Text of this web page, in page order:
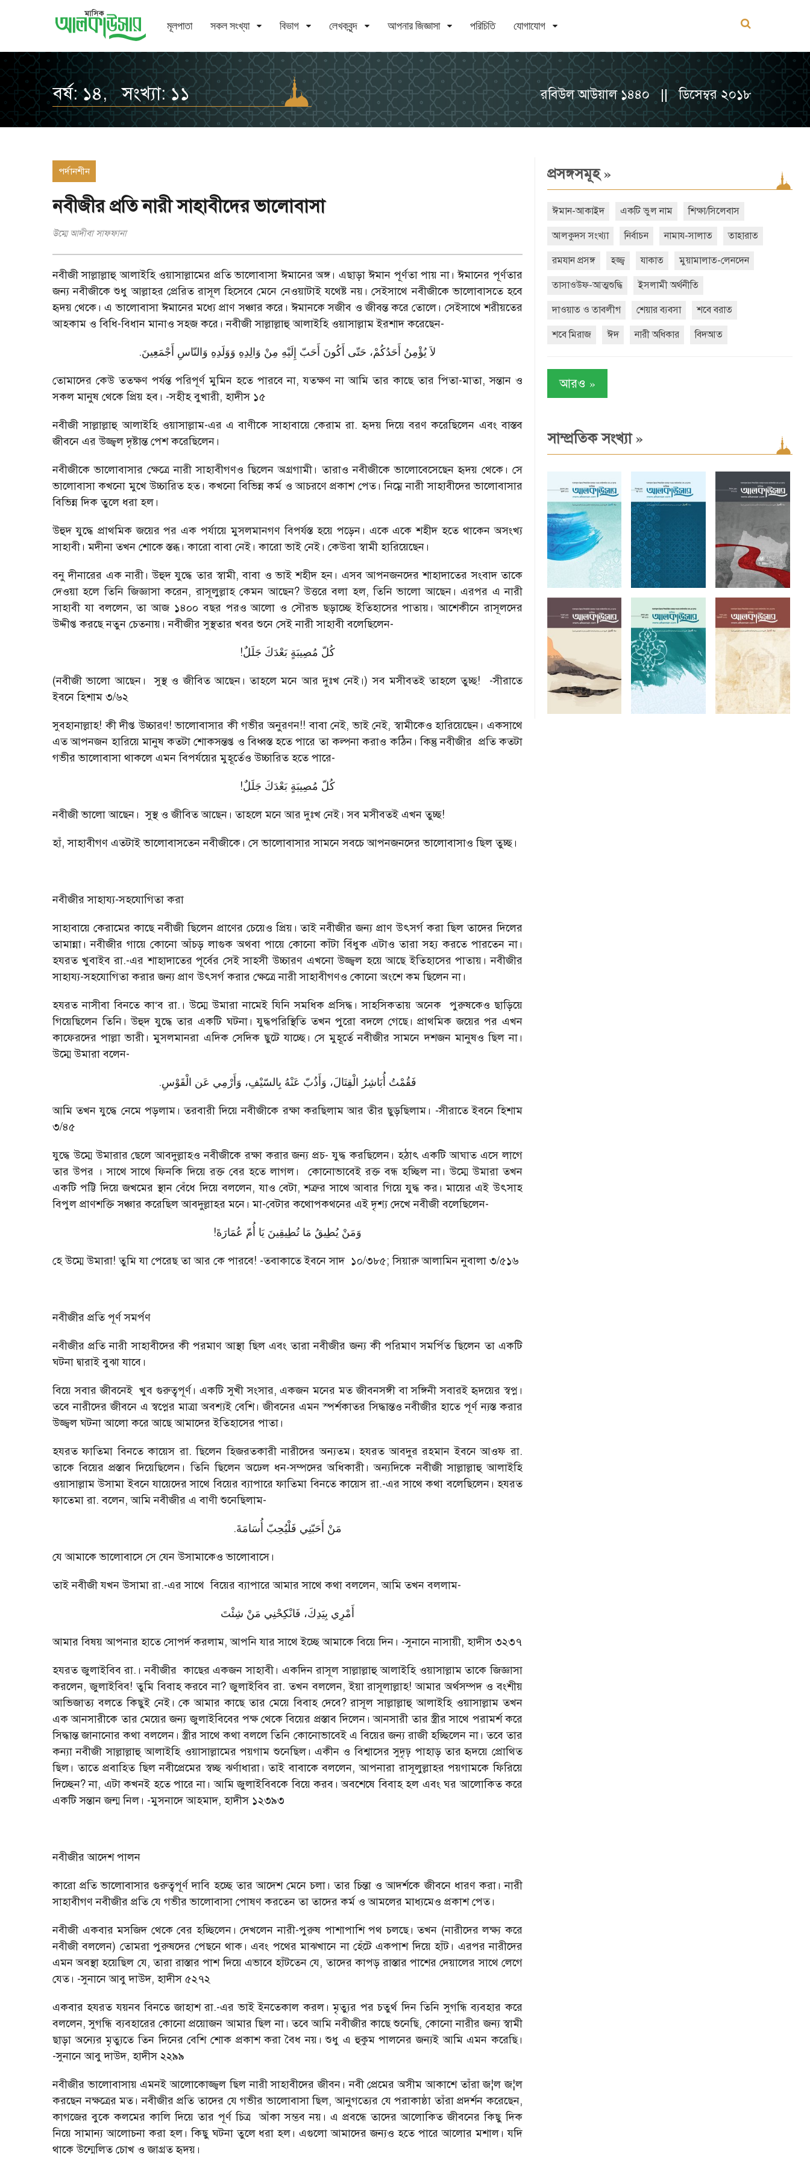
মূলপাতা সকল সংখ্যা বিভাগ লেখকবৃন্দ আপনার জিজ্ঞাসা পরিচিতি যোগাযোগ
বর্ষ: ১৪, সংখ্যা: ১১ রবিউল আউয়াল ১৪৪০ || ডিসেম্বর ২০১৮
পর্দানশীন
নবীজীর প্রতি নারী সাহাবীদের ভালোবাসা
উম্মে আদীবা সাফফানা
নবীজী সাল্লাল্লাহু আলাইহি ওয়াসাল্লামের প্রতি ভালোবাসা ঈমানের অঙ্গ। এছাড়া ঈমান পূর্ণতা পায় না। ঈমানের পূর্ণতার
জন্য নবীজীকে শুধু আল্লাহর প্রেরিত রাসূল হিসেবে মেনে নেওয়াটাই যথেষ্ট নয়। সেইসাথে নবীজীকে ভালোবাসতে হবে
হৃদয় থেকে। এ ভালোবাসা ঈমানের মধ্যে প্রাণ সঞ্চার করে। ঈমানকে সজীব ও জীবন্ত করে তোলে। সেইসাথে শরীয়তের
আহকাম ও বিধি-বিধান মানাও সহজ করে। নবীজী সাল্লাল্লাহু আলাইহি ওয়াসাল্লাম ইরশাদ করেছেন-
لاَ يُؤْمِنُ أَحَدُكُمْ، حَتّى أَكُونَ أَحَبّ إِلَيْهِ مِنْ وَالِدِهِ وَوَلَدِهِ وَالنّاسِ أَجْمَعِينَ.
তোমাদের কেউ ততক্ষণ পর্যন্ত পরিপূর্ণ মুমিন হতে পারবে না, যতক্ষণ না আমি তার কাছে তার পিতা-মাতা, সন্তান ও
সকল মানুষ থেকে প্রিয় হব। -সহীহ বুখারী, হাদীস ১৫
নবীজী সাল্লাল্লাহু আলাইহি ওয়াসাল্লাম-এর এ বাণীকে সাহাবায়ে কেরাম রা. হৃদয় দিয়ে বরণ করেছিলেন এবং বাস্তব
জীবনে এর উজ্জ্বল দৃষ্টান্ত পেশ করেছিলেন।
নবীজীকে ভালোবাসার ক্ষেত্রে নারী সাহাবীগণও ছিলেন অগ্রগামী। তারাও নবীজীকে ভালোবেসেছেন হৃদয় থেকে। সে
ভালোবাসা কখনো মুখে উচ্চারিত হত। কখনো বিভিন্ন কর্ম ও আচরণে প্রকাশ পেত। নিম্নে নারী সাহাবীদের ভালোবাসার
বিভিন্ন দিক তুলে ধরা হল।
উহুদ যুদ্ধে প্রাথমিক জয়ের পর এক পর্যায়ে মুসলমানগণ বিপর্যস্ত হয়ে পড়েন। একে একে শহীদ হতে থাকেন অসংখ্য
সাহাবী। মদীনা তখন শোকে স্তব্ধ। কারো বাবা নেই। কারো ভাই নেই। কেউবা স্বামী হারিয়েছেন।
বনু দীনারের এক নারী। উহুদ যুদ্ধে তার স্বামী, বাবা ও ভাই শহীদ হন। এসব আপনজনদের শাহাদাতের সংবাদ তাকে
দেওয়া হলে তিনি জিজ্ঞাসা করেন, রাসূলুল্লাহ কেমন আছেন? উত্তরে বলা হল, তিনি ভালো আছেন। এরপর এ নারী
সাহাবী যা বললেন, তা আজ ১৪০০ বছর পরও আলো ও সৌরভ ছড়াচ্ছে ইতিহাসের পাতায়। আশেকীনে রাসূলদের
উদ্দীপ্ত করছে নতুন চেতনায়। নবীজীর সুস্থতার খবর শুনে সেই নারী সাহাবী বলেছিলেন-
كُلّ مُصِيبَةٍ بَعْدَكَ جَلَلٌ!
(নবীজী ভালো আছেন। সুস্থ ও জীবিত আছেন। তাহলে মনে আর দুঃখ নেই।) সব মসীবতই তাহলে তুচ্ছ! -সীরাতে
ইবনে হিশাম ৩/৬২
সুবহানাল্লাহ! কী দীপ্ত উচ্চারণ! ভালোবাসার কী গভীর অনুরণন!! বাবা নেই, ভাই নেই, স্বামীকেও হারিয়েছেন। একসাথে
এত আপনজন হারিয়ে মানুষ কতটা শোকসন্তপ্ত ও বিধ্বস্ত হতে পারে তা কল্পনা করাও কঠিন। কিন্তু নবীজীর প্রতি কতটা
গভীর ভালোবাসা থাকলে এমন বিপর্যয়ের মুহূর্তেও উচ্চারিত হতে পারে-
كُلّ مُصِيبَةٍ بَعْدَكَ جَلَلٌ!
নবীজী ভালো আছেন। সুস্থ ও জীবিত আছেন। তাহলে মনে আর দুঃখ নেই। সব মসীবতই এখন তুচ্ছ!
হাঁ, সাহাবীগণ এতটাই ভালোবাসতেন নবীজীকে। সে ভালোবাসার সামনে সবচে আপনজনদের ভালোবাসাও ছিল তুচ্ছ।
নবীজীর সাহায্য-সহযোগিতা করা
সাহাবায়ে কেরামের কাছে নবীজী ছিলেন প্রাণের চেয়েও প্রিয়। তাই নবীজীর জন্য প্রাণ উৎসর্গ করা ছিল তাদের দিলের
তামান্না। নবীজীর গায়ে কোনো আঁচড় লাগুক অথবা পায়ে কোনো কাঁটা বিঁধুক এটাও তারা সহ্য করতে পারতেন না।
হযরত খুবাইব রা.-এর শাহাদাতের পূর্বের সেই সাহসী উচ্চারণ এখনো উজ্জ্বল হয়ে আছে ইতিহাসের পাতায়। নবীজীর
সাহায্য-সহযোগিতা করার জন্য প্রাণ উৎসর্গ করার ক্ষেত্রে নারী সাহাবীগণও কোনো অংশে কম ছিলেন না।
হযরত নাসীবা বিনতে কা‘ব রা.। উম্মে উমারা নামেই যিনি সমধিক প্রসিদ্ধ। সাহসিকতায় অনেক পুরুষকেও ছাড়িয়ে
গিয়েছিলেন তিনি। উহুদ যুদ্ধে তার একটি ঘটনা। যুদ্ধপরিস্থিতি তখন পুরো বদলে গেছে। প্রাথমিক জয়ের পর এখন
কাফেরদের পাল্লা ভারী। মুসলমানরা এদিক সেদিক ছুটে যাচ্ছে। সে মুহূর্তে নবীজীর সামনে দশজন মানুষও ছিল না।
উম্মে উমারা বলেন-
فَقُمْتُ أُبَاشِرُ الْقِتَالَ، وَأَذُبّ عَنْهُ بِالسّيْفِ، وَأَرْمِي عَن الْقَوْسِ.
আমি তখন যুদ্ধে নেমে পড়লাম। তরবারী দিয়ে নবীজীকে রক্ষা করছিলাম আর তীর ছুড়ছিলাম। -সীরাতে ইবনে হিশাম
৩/৪৫
যুদ্ধে উম্মে উমারার ছেলে আবদুল্লাহও নবীজীকে রক্ষা করার জন্য প্রচ- যুদ্ধ করছিলেন। হঠাৎ একটি আঘাত এসে লাগে
তার উপর । সাথে সাথে ফিনকি দিয়ে রক্ত বের হতে লাগল। কোনোভাবেই রক্ত বন্ধ হচ্ছিল না। উম্মে উমারা তখন
একটি পট্টি দিয়ে জখমের স্থান বেঁধে দিয়ে বললেন, যাও বেটা, শত্রুর সাথে আবার গিয়ে যুদ্ধ কর। মায়ের এই উৎসাহ
বিপুল প্রাণশক্তি সঞ্চার করেছিল আবদুল্লাহর মনে। মা-বেটার কথোপকথনের এই দৃশ্য দেখে নবীজী বলেছিলেন-
وَمَنْ يُطِيقُ مَا تُطِيقِينَ يَا أُمّ عُمَارَةَ!
হে উম্মে উমারা! তুমি যা পেরেছ তা আর কে পারবে! -তবাকাতে ইবনে সাদ ১০/৩৮৫; সিয়ারু আলামিন নুবালা ৩/৫১৬
নবীজীর প্রতি পূর্ণ সমর্পণ
নবীজীর প্রতি নারী সাহাবীদের কী পরমাণ আস্থা ছিল এবং তারা নবীজীর জন্য কী পরিমাণ সমর্পিত ছিলেন তা একটি
ঘটনা দ্বারাই বুঝা যাবে।
বিয়ে সবার জীবনেই খুব গুরুত্বপূর্ণ। একটি সুখী সংসার, একজন মনের মত জীবনসঙ্গী বা সঙ্গিনী সবারই হৃদয়ের স্বপ্ন।
তবে নারীদের জীবনে এ স্বপ্নের মাত্রা অবশ্যই বেশি। জীবনের এমন স্পর্শকাতর সিদ্ধান্তও নবীজীর হাতে পূর্ণ ন্যস্ত করার
উজ্জ্বল ঘটনা আলো করে আছে আমাদের ইতিহাসের পাতা।
হযরত ফাতিমা বিনতে কায়েস রা. ছিলেন হিজরতকারী নারীদের অন্যতম। হযরত আবদুর রহমান ইবনে আওফ রা.
তাকে বিয়ের প্রস্তাব দিয়েছিলেন। তিনি ছিলেন অঢেল ধন-সম্পদের অধিকারী। অন্যদিকে নবীজী সাল্লাল্লাহু আলাইহি
ওয়াসাল্লাম উসামা ইবনে যায়েদের সাথে বিয়ের ব্যাপারে ফাতিমা বিনতে কায়েস রা.-এর সাথে কথা বলেছিলেন। হযরত
ফাতেমা রা. বলেন, আমি নবীজীর এ বাণী শুনেছিলাম-
مَنْ أَحَبّنِي فَلْيُحِبّ أُسَامَةَ.
যে আমাকে ভালোবাসে সে যেন উসামাকেও ভালোবাসে।
তাই নবীজী যখন উসামা রা.-এর সাথে বিয়ের ব্যাপারে আমার সাথে কথা বললেন, আমি তখন বললাম-
أَمْرِي بِيَدِكَ، فَانْكِحْنِي مَنْ شِئْتَ
আমার বিষয় আপনার হাতে সোপর্দ করলাম, আপনি যার সাথে ইচ্ছে আমাকে বিয়ে দিন। -সুনানে নাসায়ী, হাদীস ৩২৩৭
হযরত জুলাইবিব রা.। নবীজীর কাছের একজন সাহাবী। একদিন রাসূল সাল্লাল্লাহু আলাইহি ওয়াসাল্লাম তাকে জিজ্ঞাসা
করলেন, জুলাইবিব! তুমি বিবাহ করবে না? জুলাইবিব রা. তখন বললেন, ইয়া রাসূলাল্লাহ! আমার অর্থসম্পদ ও বংশীয়
আভিজাত্য বলতে কিছুই নেই। কে আমার কাছে তার মেয়ে বিবাহ দেবে? রাসূল সাল্লাল্লাহু আলাইহি ওয়াসাল্লাম তখন
এক আনসারীকে তার মেয়ের জন্য জুলাইবিবের পক্ষ থেকে বিয়ের প্রস্তাব দিলেন। আনসারী তার স্ত্রীর সাথে পরামর্শ করে
সিদ্ধান্ত জানানোর কথা বললেন। স্ত্রীর সাথে কথা বললে তিনি কোনোভাবেই এ বিয়ের জন্য রাজী হচ্ছিলেন না। তবে তার
কন্যা নবীজী সাল্লাল্লাহু আলাইহি ওয়াসাল্লামের পয়গাম শুনেছিল। একীন ও বিশ্বাসের সুদৃঢ় পাহাড় তার হৃদয়ে প্রোথিত
ছিল। তাতে প্রবাহিত ছিল নবীপ্রেমের স্বচ্ছ ঝর্ণাধারা। তাই বাবাকে বললেন, আপনারা রাসূলুল্লাহর পয়গামকে ফিরিয়ে
দিচ্ছেন? না, এটা কখনই হতে পারে না। আমি জুলাইবিবকে বিয়ে করব। অবশেষে বিবাহ হল এবং ঘর আলোকিত করে
একটি সন্তান জন্ম নিল। -মুসনাদে আহমাদ, হাদীস ১২৩৯৩
নবীজীর আদেশ পালন
কারো প্রতি ভালোবাসার গুরুত্বপূর্ণ দাবি হচ্ছে তার আদেশ মেনে চলা। তার চিন্তা ও আদর্শকে জীবনে ধারণ করা। নারী
সাহাবীগণ নবীজীর প্রতি যে গভীর ভালোবাসা পোষণ করতেন তা তাদের কর্ম ও আমলের মাধ্যমেও প্রকাশ পেত।
নবীজী একবার মসজিদ থেকে বের হচ্ছিলেন। দেখলেন নারী-পুরুষ পাশাপাশি পথ চলছে। তখন (নারীদের লক্ষ্য করে
নবীজী বললেন) তোমরা পুরুষদের পেছনে থাক। এবং পথের মাঝখানে না হেঁটে একপাশ দিয়ে হাঁট। এরপর নারীদের
এমন অবস্থা হয়েছিল যে, তারা রাস্তার পাশ দিয়ে এভাবে হাঁটতেন যে, তাদের কাপড় রাস্তার পাশের দেয়ালের সাথে লেগে
যেত। -সুনানে আবু দাউদ, হাদীস ৫২৭২
একবার হযরত যয়নব বিনতে জাহাশ রা.-এর ভাই ইনতেকাল করল। মৃত্যুর পর চতুর্থ দিন তিনি সুগন্ধি ব্যবহার করে
বললেন, সুগন্ধি ব্যবহারের কোনো প্রয়োজন আমার ছিল না। তবে আমি নবীজীর কাছে শুনেছি, কোনো নারীর জন্য স্বামী
ছাড়া অন্যের মৃত্যুতে তিন দিনের বেশি শোক প্রকাশ করা বৈধ নয়। শুধু এ হুকুম পালনের জন্যই আমি এমন করেছি।
-সুনানে আবু দাউদ, হাদীস ২২৯৯
নবীজীর ভালোবাসায় এমনই আলোকোজ্জ্বল ছিল নারী সাহাবীদের জীবন। নবী প্রেমের অসীম আকাশে তাঁরা জ¦ল জ¦ল
করছেন নক্ষত্রের মত। নবীজীর প্রতি তাদের যে গভীর ভালোবাসা ছিল, আনুগত্যের যে পরাকাষ্ঠা তাঁরা প্রদর্শন করেছেন,
কাগজের বুকে কলমের কালি দিয়ে তার পূর্ণ চিত্র আঁকা সম্ভব নয়। এ প্রবন্ধে তাদের আলোকিত জীবনের কিছু দিক
নিয়ে সামান্য আলোচনা করা হল। কিছু ঘটনা তুলে ধরা হল। এগুলো আমাদের জন্যও হতে পারে আলোর মশাল। যদি
থাকে উন্মেলিত চোখ ও জাগ্রত হৃদয়।
প্রসঙ্গসমূহ»
ঈমান-আকাইদ একটি ভুল নাম শিক্ষা/সিলেবাস
আলকুদস সংখ্যা নির্বাচন নামায-সালাত তাহারাত
রমযান প্রসঙ্গ হজ্জ্ব যাকাত মুয়ামালাত-লেনদেন
তাসাওউফ-আত্মশুদ্ধি ইসলামী অর্থনীতি
দাওয়াত ও তাবলীগ শেয়ার ব্যবসা শবে বরাত
শবে মিরাজ ঈদ নারী অধিকার বিদআত
আরও »
সাম্প্রতিক সংখ্যা»